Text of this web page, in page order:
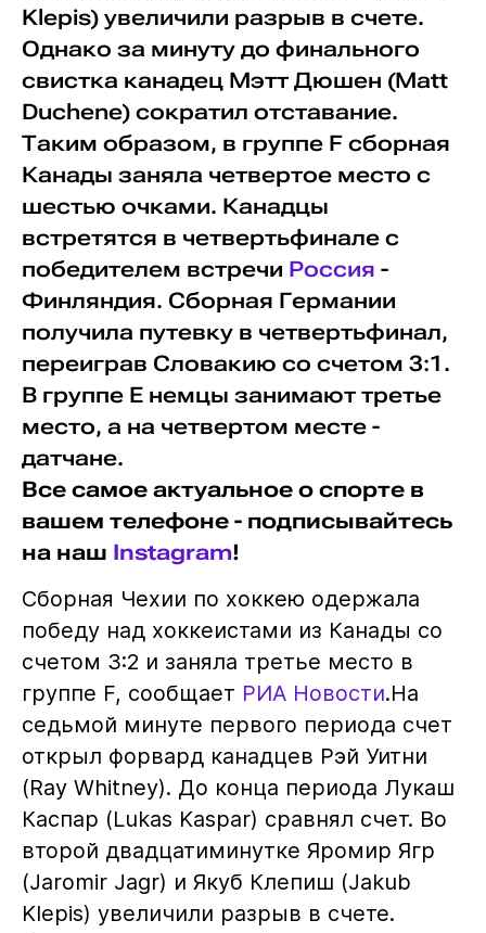
Klepis) увеличили разрыв в счете.
Однако за минуту до финального
свистка канадец Мэтт Дюшен (Matt
Duchene) сократил отставание.
Таким образом, в группе F сборная
Канады заняла четвертое место с
шестью очками. Канадцы
встретятся в четвертьфинале с
победителем встречи Россия -
Финляндия. Сборная Германии
получила путевку в четвертьфинал,
переиграв Словакию со счетом 3:1.
В группе Е немцы занимают третье
место, а на четвертом месте -
датчане.
Все самое актуальное о спорте в
вашем телефоне - подписывайтесь
на наш Instagram!
Сборная Чехии по хоккею одержала
победу над хоккеистами из Канады со
счетом 3:2 и заняла третье место в
группе F, сообщает РИА Новости.На
седьмой минуте первого периода счет
открыл форвард канадцев Рэй Уитни
(Ray Whitney). До конца периода Лукаш
Каспар (Lukas Kaspar) сравнял счет. Во
второй двадцатиминутке Яромир Ягр
(Jaromir Jagr) и Якуб Клепиш (Jakub
Klepis) увеличили разрыв в счете.